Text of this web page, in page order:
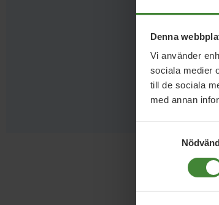
Denna
Vi använder
sociala medier
till de sociala
med annan